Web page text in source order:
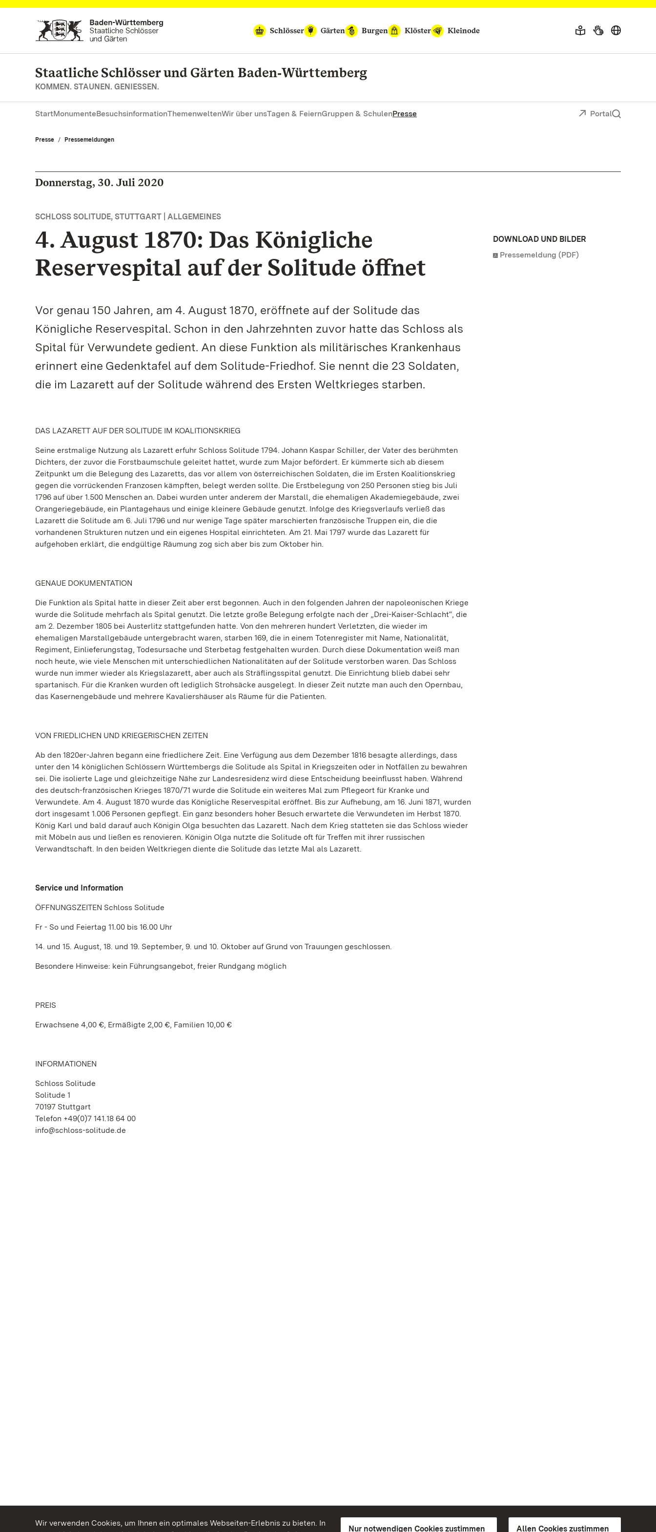
Wir verwenden Cookies, um Ihnen ein optimales Webseiten-Erlebnis zu bieten. In
Nur notwendigen Cookies zustimmen Allen Cookies zustimmen
Zum Hauptinhalt springen
Schlösser
Gärten Burgen Klöster Kleinode
Staatliche Schlösser und Gärten Baden‑Württemberg
KOMMEN. STAUNEN. GENIESSEN.
StartMonumenteBesuchsinformationThemenweltenWir über unsTagen & FeiernGruppen & SchulenPresse Portal
Presse Pressemeldungen
Donnerstag, 30. Juli 2020
SCHLOSS SOLITUDE, STUTTGART | ALLGEMEINES
4. August 1870: Das Königliche
Reservespital auf der Solitude öffnet
Vor genau 150 Jahren, am 4. August 1870, eröffnete auf der Solitude das
Königliche Reservespital. Schon in den Jahrzehnten zuvor hatte das Schloss als
Spital für Verwundete gedient. An diese Funktion als militärisches Krankenhaus
erinnert eine Gedenktafel auf dem Solitude-Friedhof. Sie nennt die 23 Soldaten,
die im Lazarett auf der Solitude während des Ersten Weltkrieges starben.
DAS LAZARETT AUF DER SOLITUDE IM KOALITIONSKRIEG
Seine erstmalige Nutzung als Lazarett erfuhr Schloss Solitude 1794. Johann Kaspar Schiller, der Vater des berühmten
Dichters, der zuvor die Forstbaumschule geleitet hattet, wurde zum Major befördert. Er kümmerte sich ab diesem
Zeitpunkt um die Belegung des Lazaretts, das vor allem von österreichischen Soldaten, die im Ersten Koalitionskrieg
gegen die vorrückenden Franzosen kämpften, belegt werden sollte. Die Erstbelegung von 250 Personen stieg bis Juli
1796 auf über 1.500 Menschen an. Dabei wurden unter anderem der Marstall, die ehemaligen Akademiegebäude, zwei
Orangeriegebäude, ein Plantagehaus und einige kleinere Gebäude genutzt. Infolge des Kriegsverlaufs verließ das
Lazarett die Solitude am 6. Juli 1796 und nur wenige Tage später marschierten französische Truppen ein, die die
vorhandenen Strukturen nutzen und ein eigenes Hospital einrichteten. Am 21. Mai 1797 wurde das Lazarett für
aufgehoben erklärt, die endgültige Räumung zog sich aber bis zum Oktober hin.
GENAUE DOKUMENTATION
Die Funktion als Spital hatte in dieser Zeit aber erst begonnen. Auch in den folgenden Jahren der napoleonischen Kriege
wurde die Solitude mehrfach als Spital genutzt. Die letzte große Belegung erfolgte nach der „Drei-Kaiser-Schlacht“, die
am 2. Dezember 1805 bei Austerlitz stattgefunden hatte. Von den mehreren hundert Verletzten, die wieder im
ehemaligen Marstallgebäude untergebracht waren, starben 169, die in einem Totenregister mit Name, Nationalität,
Regiment, Einlieferungstag, Todesursache und Sterbetag festgehalten wurden. Durch diese Dokumentation weiß man
noch heute, wie viele Menschen mit unterschiedlichen Nationalitäten auf der Solitude verstorben waren. Das Schloss
wurde nun immer wieder als Kriegslazarett, aber auch als Sträflingsspital genutzt. Die Einrichtung blieb dabei sehr
spartanisch. Für die Kranken wurden oft lediglich Strohsäcke ausgelegt. In dieser Zeit nutzte man auch den Opernbau,
das Kasernengebäude und mehrere Kavaliershäuser als Räume für die Patienten.
VON FRIEDLICHEN UND KRIEGERISCHEN ZEITEN
Ab den 1820er-Jahren begann eine friedlichere Zeit. Eine Verfügung aus dem Dezember 1816 besagte allerdings, dass
unter den 14 königlichen Schlössern Württembergs die Solitude als Spital in Kriegszeiten oder in Notfällen zu bewahren
sei. Die isolierte Lage und gleichzeitige Nähe zur Landesresidenz wird diese Entscheidung beeinflusst haben. Während
des deutsch-französischen Krieges 1870/71 wurde die Solitude ein weiteres Mal zum Pflegeort für Kranke und
Verwundete. Am 4. August 1870 wurde das Königliche Reservespital eröffnet. Bis zur Aufhebung, am 16. Juni 1871, wurden
dort insgesamt 1.006 Personen gepflegt. Ein ganz besonders hoher Besuch erwartete die Verwundeten im Herbst 1870.
König Karl und bald darauf auch Königin Olga besuchten das Lazarett. Nach dem Krieg statteten sie das Schloss wieder
mit Möbeln aus und ließen es renovieren. Königin Olga nutzte die Solitude oft für Treffen mit ihrer russischen
Verwandtschaft. In den beiden Weltkriegen diente die Solitude das letzte Mal als Lazarett.
Service und Information
ÖFFNUNGSZEITEN Schloss Solitude
Fr - So und Feiertag 11.00 bis 16.00 Uhr
14. und 15. August, 18. und 19. September, 9. und 10. Oktober auf Grund von Trauungen geschlossen.
Besondere Hinweise: kein Führungsangebot, freier Rundgang möglich
PREIS
Erwachsene 4,00 €, Ermäßigte 2,00 €, Familien 10,00 €
INFORMATIONEN
Schloss Solitude
Solitude 1
70197 Stuttgart
Telefon +49(0)7 141.18 64 00
info@schloss-solitude.de
DOWNLOAD UND BILDER
Pressemeldung (PDF)